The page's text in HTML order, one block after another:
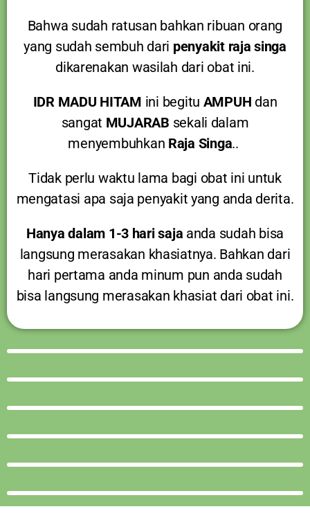
Bahwa sudah ratusan bahkan ribuan orang
yang sudah sembuh dari penyakit raja singa
dikarenakan wasilah dari obat ini.
IDR MADU HITAM ini begitu AMPUH dan
sangat MUJARAB sekali dalam
menyembuhkan Raja Singa..
Tidak perlu waktu lama bagi obat ini untuk
mengatasi apa saja penyakit yang anda derita.
Hanya dalam 1-3 hari saja anda sudah bisa
langsung merasakan khasiatnya. Bahkan dari
hari pertama anda minum pun anda sudah
bisa langsung merasakan khasiat dari obat ini.